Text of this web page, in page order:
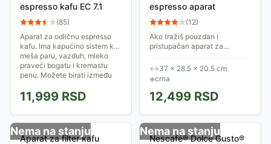
espresso kafu EC 7.1
(85)
Aparat za odličnu espresso
kafu. Ima kapućino sistem koji
meša paru, vazduh, mleko
praveći bogatu i kremastu
penu. Možete birati između
11,999 RSD
espresso aparat
(12)
Ako tražiš pouzdan i
pristupačan aparat za
je odličan izbor.
↔37 × 28.5 × 20.5 cm
◈crna
12,499 RSD
Nema na stanju
Aparat za filter kafu
Nema na stanju
Nescafé® Dolce Gusto®